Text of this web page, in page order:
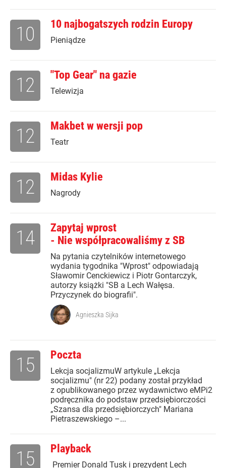
10 najbogatszych rodzin Europy
Pieniądze
10
"Top Gear" na gazie
Telewizja
12
Makbet w wersji pop
Teatr
12
Midas Kylie
Nagrody
12
Zapytaj wprost
- Nie współpracowaliśmy z SB
Na pytania czytelników internetowego
wydania tygodnika "Wprost" odpowiadają
Sławomir Cenckiewicz i Piotr Gontarczyk,
autorzy książki "SB a Lech Wałęsa.
Przyczynek do biografii".
14
Agnieszka Sijka
Poczta
Lekcja socjalizmuW artykule „Lekcja
socjalizmu" (nr 22) podany został przykład
z opublikowanego przez wydawnictwo eMPi2
podręcznika do podstaw przedsiębiorczości
„Szansa dla przedsiębiorczych" Mariana
Pietraszewskiego –...
15
Playback
Premier Donald Tusk i prezydent Lech
15